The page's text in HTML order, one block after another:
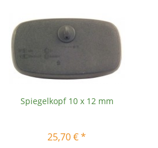
Spiegelkopf 10 x 12 mm
25,70 € *